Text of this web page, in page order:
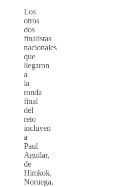
Los
otros
dos
finalistas
nacionales
que
llegaron
a
la
ronda
final
del
reto
incluyen
a
Paul
Aguilar,
de
Himkok,
Noruega,